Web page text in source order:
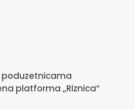
poduzetnicama
platforma „Riznica“